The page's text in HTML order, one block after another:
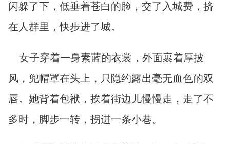
闪躲了下，低垂着苍白的脸，交了入城费，挤
在人群里，快步进了城。
女子穿着一身素蓝的衣裳，外面裹着厚披
风，兜帽罩在头上，只隐约露出毫无血色的双
唇。她背着包袱，挨着街边儿慢慢走，走了不
多时，脚步一转，拐进一条小巷。